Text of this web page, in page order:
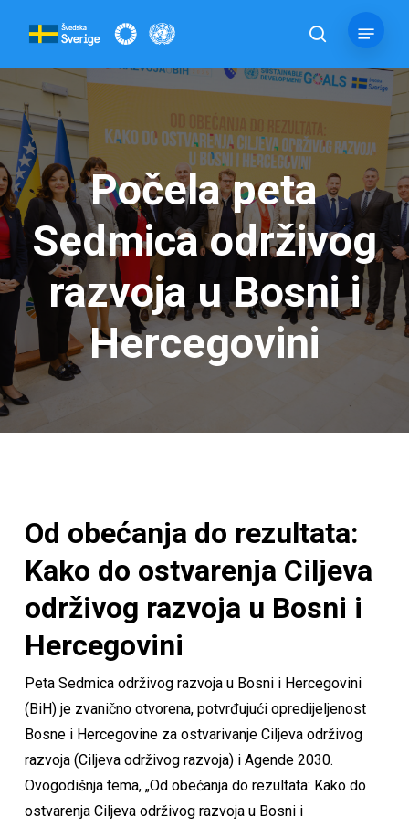
content
pretraga
Počela peta
Sedmica održivog
razvoja u Bosni i
Hercegovini
Od obećanja do rezultata:
Kako do ostvarenja Ciljeva
održivog razvoja u Bosni i
Hercegovini
Peta Sedmica održivog razvoja u Bosni i Hercegovini
(BiH) je zvanično otvorena, potvrđujući opredijeljenost
Bosne i Hercegovine za ostvarivanje Ciljeva održivog
razvoja (Ciljeva održivog razvoja) i Agende 2030.
Ovogodišnja tema, „Od obećanja do rezultata: Kako do
ostvarenja Ciljeva održivog razvoja u Bosni i